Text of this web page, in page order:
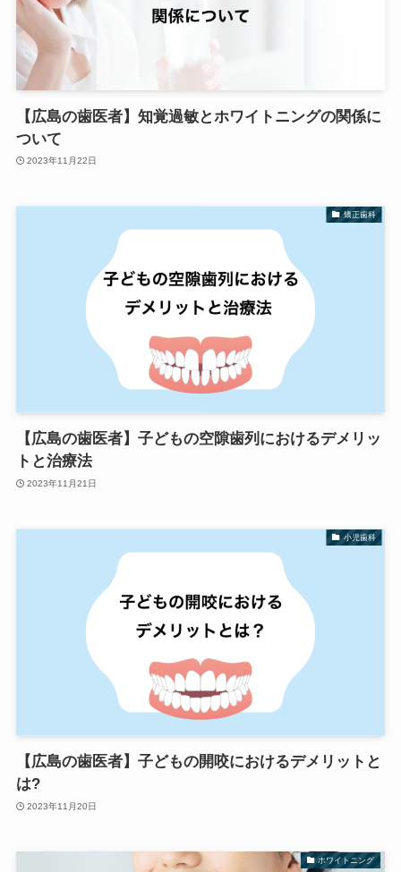
【広島の歯医者】知覚過敏とホワイトニングの関係に
ついて
2023年11月22日
矯正歯科
【広島の歯医者】子どもの空隙歯列におけるデメリッ
トと治療法
2023年11月21日
小児歯科
【広島の歯医者】子どもの開咬におけるデメリットと
は?
2023年11月20日
ホワイトニング